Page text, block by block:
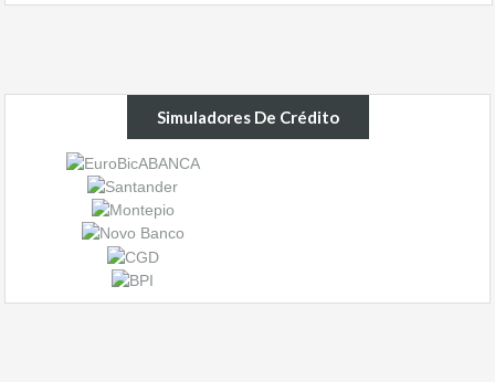
Simuladores De Crédito